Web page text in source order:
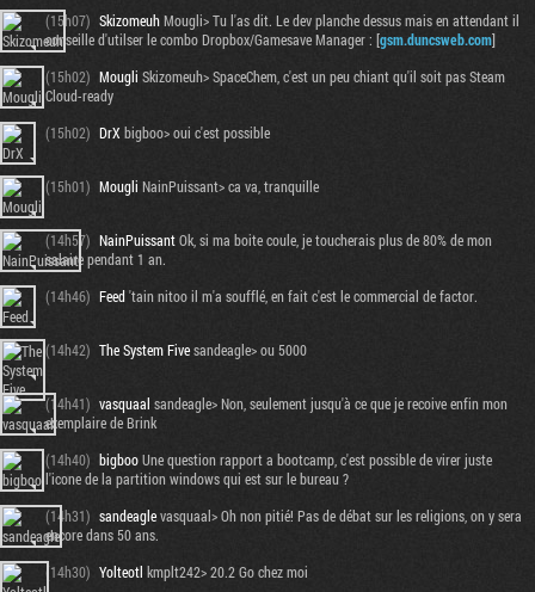
(15h07) SkizomeuhMougli> Tu l'as dit. Le dev planche dessus mais en attendant il
conseille d'utilser le combo Dropbox/Gamesave Manager : [gsm.duncsweb.com]
(15h02) Mougli Skizomeuh> SpaceChem, c'est un peu chiant qu'il soit pas Steam
Cloud-ready
(15h02) DrX bigboo> oui c'est possible
(15h01) Mougli NainPuissant> ca va, tranquille
(14h57) NainPuissantOk, si ma boite coule, je toucherais plus de 80% de mon
salaire pendant 1 an.
(14h46) Feed'tain nitoo il m'a soufflé, en fait c'est le commercial de factor.
(14h42) The System Fivesandeagle> ou 5000
(14h41) vasquaal sandeagle> Non, seulement jusqu'à ce que je recoive enfin mon
exemplaire de Brink
(14h40) bigbooUne question rapport a bootcamp, c'est possible de virer juste
l'icone de la partition windows qui est sur le bureau ?
(14h31) sandeaglevasquaal> Oh non pitié! Pas de débat sur les religions, on y sera
encore dans 50 ans.
(14h30) Yolteotl kmplt242> 20.2 Go chez moi